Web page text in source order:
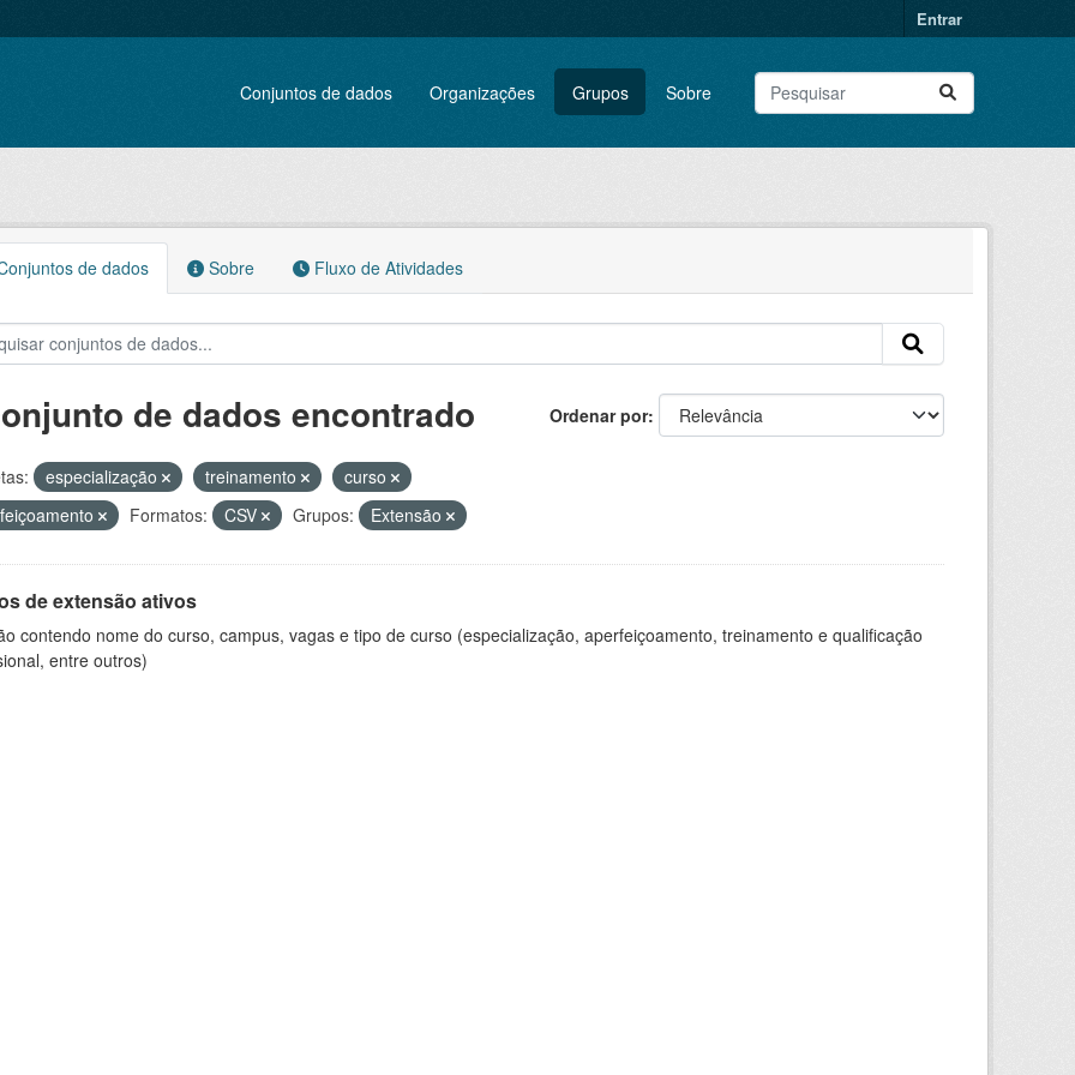
Entrar
Conjuntos de dados Organizações Grupos Sobre
de dados Sobre Fluxo de Atividades
Ordenar por
de dados encontrado
especialização treinamento
curso
Formatos: CSV Grupos: Extensão
de extensão ativos
contendo nome do curso, campus, vagas e tipo de curso (especialização, aperfeiçoamento, treinamento e qualificação
entre outros)